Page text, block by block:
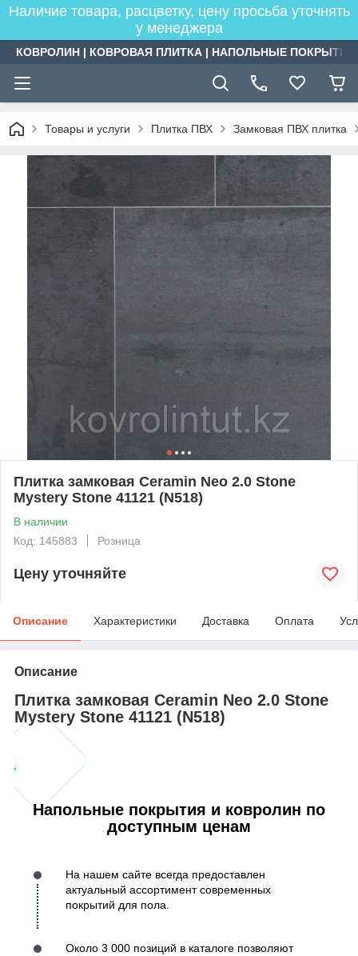
Наличие товара, расцветку, цену просьба уточнять
у менеджера
КОВРОЛИН | КОВРОВАЯ ПЛИТКА | НАПОЛЬНЫЕ
Товары и услуги Плитка ПВХ Замковая ПВХ плитка
Плитка замковая Ceramin Neo 2.0 Stone
Mystery Stone 41121 (N518)
В наличии
Код: 145883
Розница
Цену уточняйте
Описание Характеристики Доставка Оплата
Описание
Плитка замковая Ceramin Neo 2.0 Stone
Mystery Stone 41121 (N518)
Напольные покрытия и ковролин по
доступным ценам
На нашем сайте всегда предоставлен
актуальный ассортимент современных
покрытий для пола.
Около 3 000 позиций в каталоге позволяют